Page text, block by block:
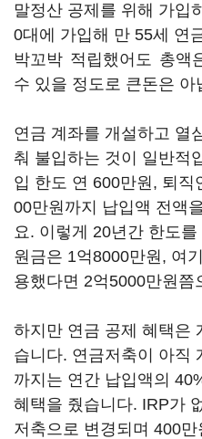
말정산 공제를 위해 가입
0대에 가입해 만 55세 연
박꼬박 적립했어도 총액
수 있을 정도로 큰돈은 아
연금 계좌를 개설하고 열
춰 불입하는 것이 일반적
입 한도 연 600만원, 퇴
00만원까지 납입액 전액
요. 이렇게 20년간 한도
원금은 1억8000만원, 여
용했다면 2억5000만원쯤
하지만 연금 공제 혜택은
습니다. 연금저축이 아직
까지는 연간 납입액의
혜택을 줬습니다. IRP가
저축으로 변경되며 400